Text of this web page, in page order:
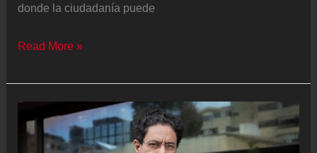
donde la ciudadanía puede
Elecciones
en
2025,
Read More »